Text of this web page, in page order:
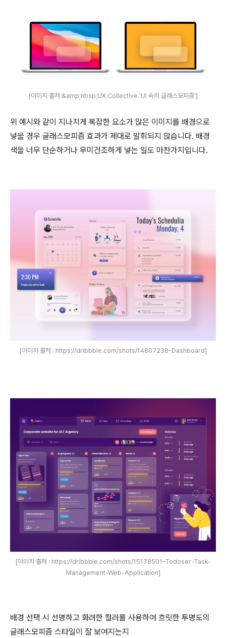
[이미지 출처:&amp;nbsp;UX Collective 'UI 속의 글래스모피즘']
위 예시와 같이 지나치게 복잡한 요소가 많은 이미지를 배경으로
넣을 경우 글래스모피즘 효과가 제대로 발휘되지 않습니다. 배경
색을 너무 단순하거나 무미건조하게 넣는 일도 마찬가지입니다.
[이미지 출처 : https://dribbble.com/shots/14807238-Dashboard]
[이미지 출처 : https://dribbble.com/shots/15178501-Todoser-Task-
Management-Web-Application]
배경 선택 시 선명하고 화려한 컬러를 사용하여 흐릿한 투명도의
글래스모피즘 스타일이 잘 보여지는지